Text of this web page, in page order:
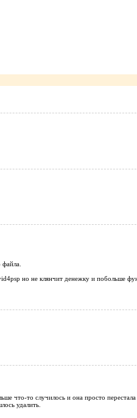
но не клянчит денежку и побольше
что-то случилось и она просто перестала
удалить.